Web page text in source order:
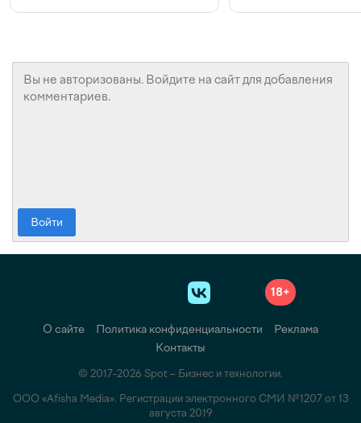
Войти
18+
О сайте Политика конфиденциальности
Реклама
Контакты
© 2017-2026 Spot – Бизнес и технологии.
ООО «Afisha Media». Регистрации электронного СМИ №1207 от 13
августа 2019